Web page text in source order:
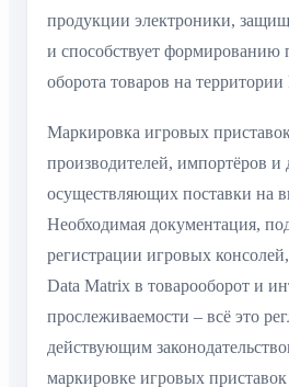
продукции электроники,
и способствует формированию
оборота товаров на территории
Маркировка игровых
производителей, импортёров и
осуществляющих поставки на
Необходимая документация,
регистрации игровых
Data Matrix в товарооборот и
прослеживаемости – всё это
действующим
маркировке игровых